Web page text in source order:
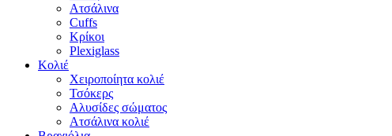
Ατσάλινα
Cuffs
Κρίκοι
Plexiglass
Κολιέ
Χειροποίητα κολιέ
Τσόκερς
Αλυσίδες σώματος
Ατσάλινα κολιέ